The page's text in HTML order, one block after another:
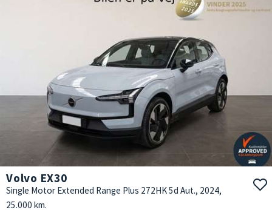
Volvo EX30
Single Motor Extended Range Plus 272HK 5d Aut., 2024,
25.000 km.